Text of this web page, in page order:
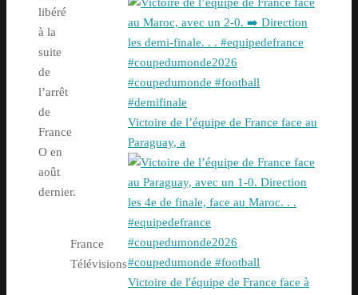
libéré
à la
suite
de
l’arrêt
de
France
O en
août
dernier.
France
Télévisions
Victoire de l’équipe de France face au
Paraguay, a
Victoire de l'équipe de France face à